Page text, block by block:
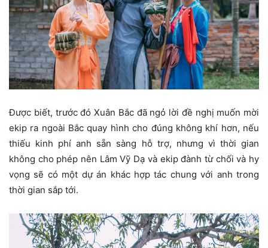
Được biết, trước đó Xuân Bắc đã ngỏ lời đề nghị muốn mời
ekip ra ngoài Bắc quay hình cho đúng không khí hơn, nếu
thiếu kinh phí anh sẵn sàng hỗ trợ, nhưng vì thời gian
không cho phép nên Lâm Vỹ Dạ và ekip đành từ chối và hy
vọng sẽ có một dự án khác hợp tác chung với anh trong
thời gian sắp tới.